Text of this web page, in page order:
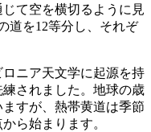
て空を横切るように見
道を12等分し、それぞ
ニア天文学に起源を持
されました。地球の歳
すが、熱帯黄道は季節
ら始まります。